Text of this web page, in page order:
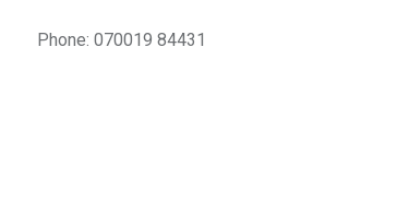
Phone: 070019 84431